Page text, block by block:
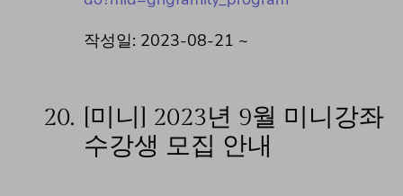
작성일: 2023-08-21 ~
20. [미니] 2023년 9월 미니강좌
수강생 모집 안내